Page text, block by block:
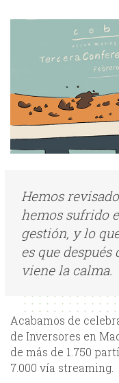
Hemos
hemos sufrido
gestión, y lo
es que
viene la calma.
Acabamos de
de Inversores en
de más de 1.750
7.000 vía streaming.